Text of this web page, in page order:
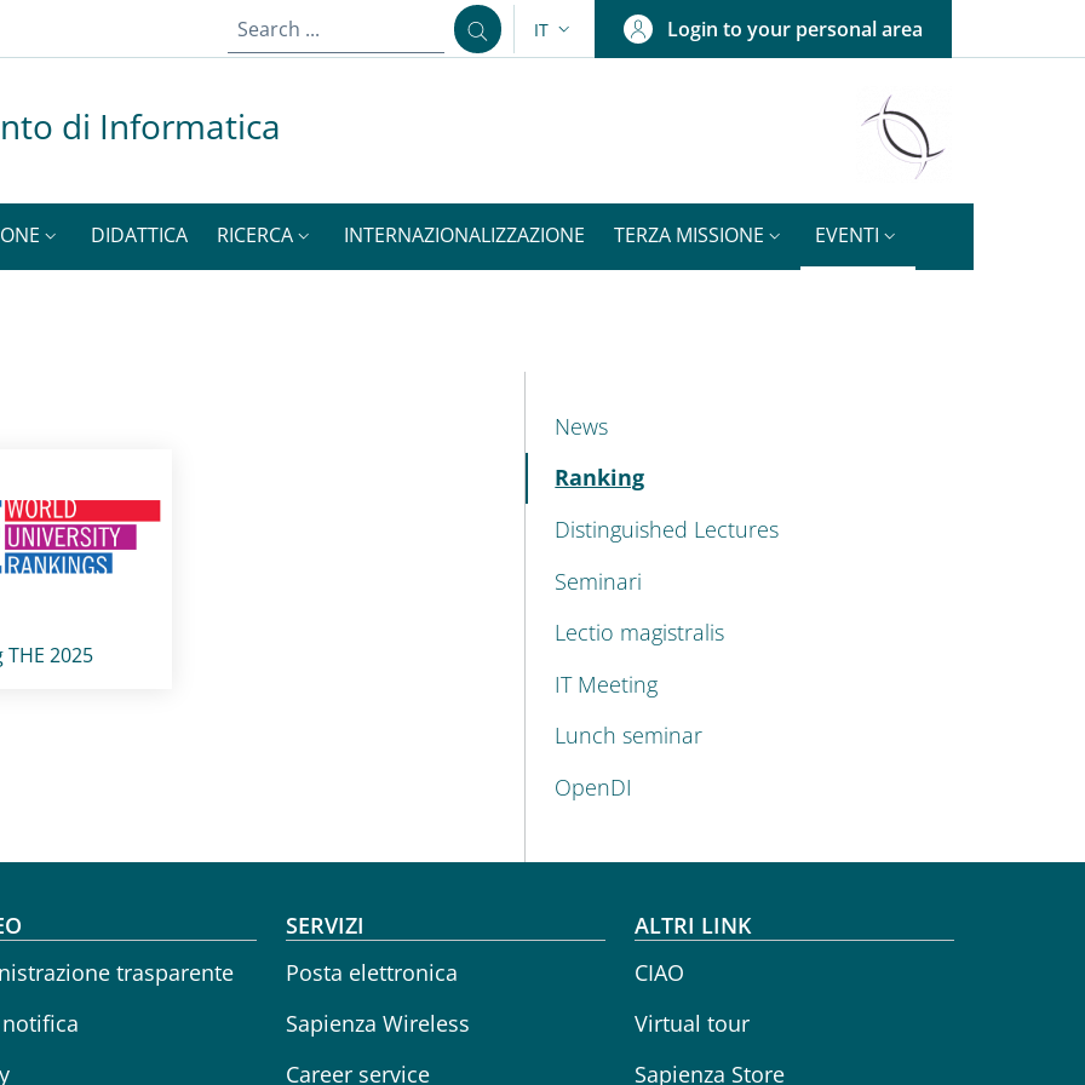
SELETTORE LINGUA: CURRENT LANGUAGE
IT Login to your personal area
di Informatica
DIDATTICA RICERCA INTERNAZIONALIZZAZIONE TERZA MISSIONE EVENTI
:
THE 2025
MENU CEV SECOND NAVIGATION
News
Ranking
Distinguished Lectures
Seminari
Lectio magistralis
IT Meeting
Lunch seminar
OpenDI
menu
trasparente
SERVIZI
Posta elettronica
Sapienza Wireless
Career service
ALTRI LINK
CIAO
Virtual tour
Sapienza Store